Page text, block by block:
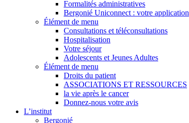
Formalités administratives
Bergonié Uniconnect : votre application
Élément de menu
Consultations et téléconsultations
Hospitalisation
Votre séjour
Adolescents et Jeunes Adultes
Élément de menu
Droits du patient
ASSOCIATIONS ET RESSOURCES
la vie après le cancer
Donnez-nous votre avis
L’institut
Bergonié